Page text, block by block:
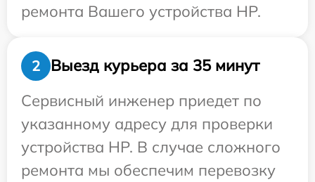
ремонта Вашего устройства HP.
2
Выезд курьера за 35 минут
Сервисный инженер приедет по
указанному адресу для проверки
устройства HP. В случае сложного
ремонта мы обеспечим перевозку